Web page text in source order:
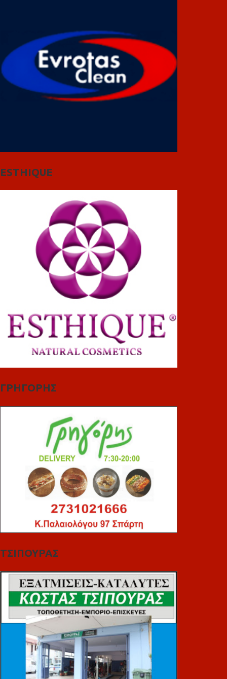
ESTHIQUE
ΓΡΗΓΟΡΗΣ
ΤΣΙΠΟΥΡΑΣ